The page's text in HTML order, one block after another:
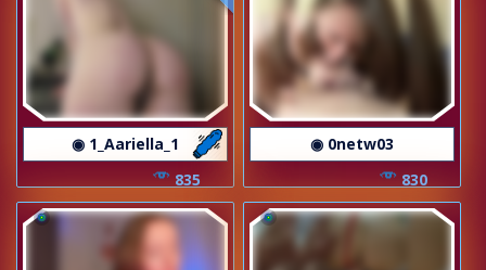
◉ 1_Aariella_1
835
◉ 0netw03
830